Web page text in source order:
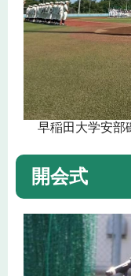
早稲田大学安部
開会式